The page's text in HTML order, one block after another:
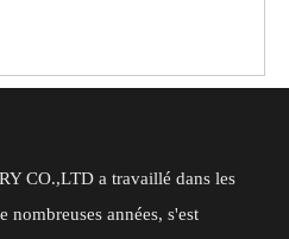
CO.,LTD a travaillé dans les
nombreuses années, s'est